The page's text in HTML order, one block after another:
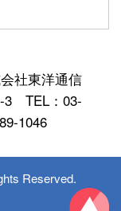
社東洋通信
3 TEL：03-
1046
Reserved.